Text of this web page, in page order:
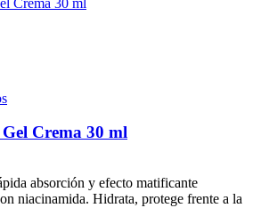
Gel Crema 30 ml
absorción y efecto matificante
niacinamida. Hidrata, protege frente a la